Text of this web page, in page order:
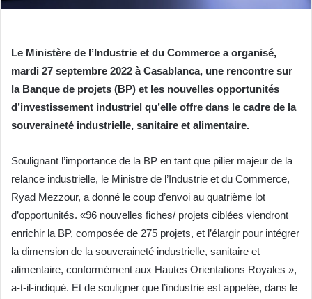
Le Ministère de l’Industrie et du Commerce a organisé,
mardi 27 septembre 2022 à Casablanca, une rencontre sur
la Banque de projets (BP) et les nouvelles opportunités
d’investissement industriel qu’elle offre dans le cadre de la
souveraineté industrielle, sanitaire et alimentaire.
Soulignant l’importance de la BP en tant que pilier majeur de la
relance industrielle, le Ministre de l’Industrie et du Commerce,
Ryad Mezzour, a donné le coup d’envoi au quatrième lot
d’opportunités. «96 nouvelles fiches/ projets ciblées viendront
enrichir la BP, composée de 275 projets, et l’élargir pour intégrer
la dimension de la souveraineté industrielle, sanitaire et
alimentaire, conformément aux Hautes Orientations Royales »,
a-t-il-indiqué. Et de souligner que l’industrie est appelée, dans le